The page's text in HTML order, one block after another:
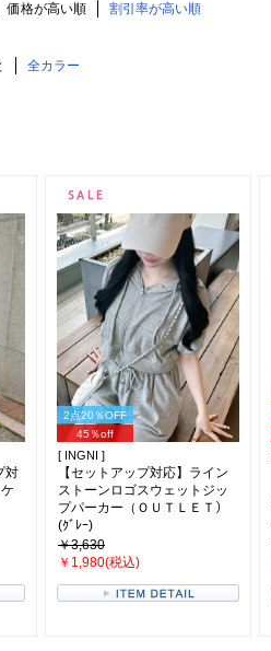
価格が高い順
割引率が高い順
全カラー
対
2点20％OFF
45％off
[ INGNI ]
【セットアップ対応】ライン
ストーンロゴスウェットジッ
プパーカー（ＯＵＴＬＥＴ）
(ｸﾞﾚｰ)
￥3,630
￥1,980(税込)